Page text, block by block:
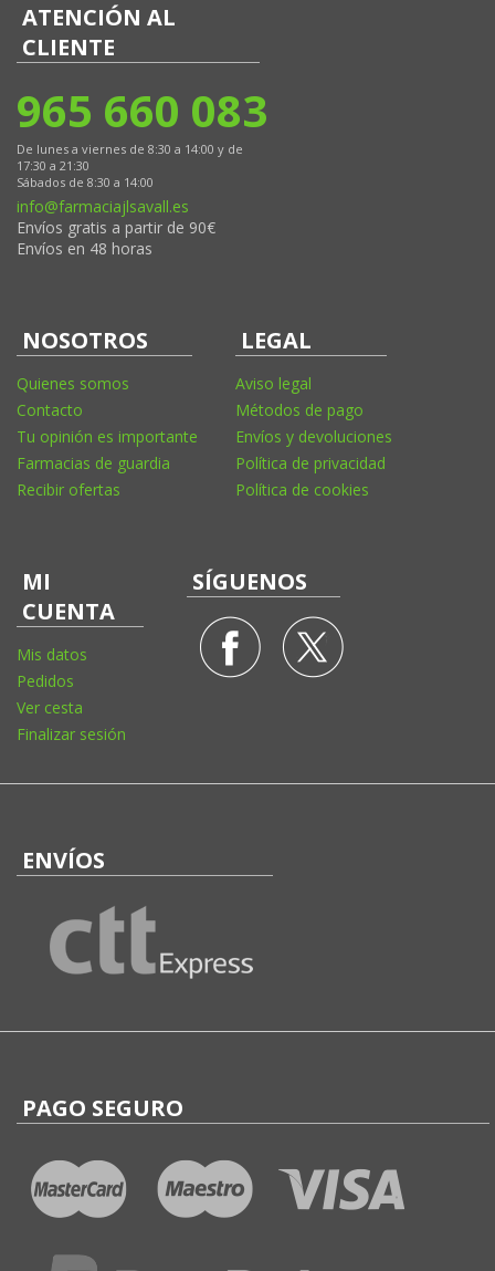
ATENCIÓN AL
CLIENTE
965 660 083
De lunes a viernes de 8:30 a 14:00 y de
17:30 a 21:30
Sábados de 8:30 a 14:00
info@farmaciajlsavall.es
Envíos gratis a partir de 90€
Envíos en 48 horas
NOSOTROS
Quienes somos
Contacto
Tu opinión es importante
Farmacias de guardia
Recibir ofertas
LEGAL
Aviso legal
Métodos de pago
Envíos y devoluciones
Política de privacidad
Política de cookies
MI
CUENTA
Mis datos
Pedidos
Ver cesta
Finalizar sesión
SÍGUENOS
ENVÍOS
PAGO SEGURO